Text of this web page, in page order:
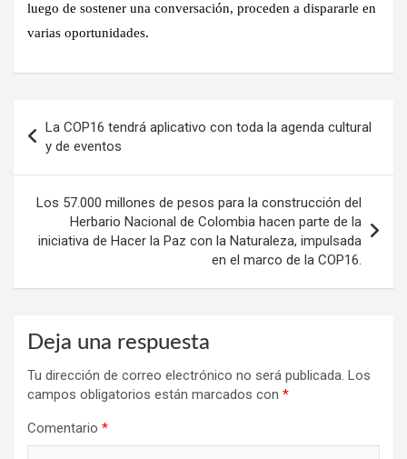
luego de sostener una conversación, proceden a dispararle en
varias oportunidades.
de
entradas
La COP16 tendrá aplicativo con toda la agenda cultural
y de eventos
​Los 57.000 millones de pesos para la construcción del
Herbario Nacional de Colombia hacen parte de la
iniciativa de Hacer la Paz con la Naturaleza, impulsada
en el marco de la COP16.
Deja una respuesta
Tu dirección de correo electrónico no será publicada. Los
campos obligatorios están marcados con *
Comentario *